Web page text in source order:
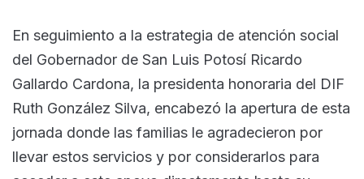
En seguimiento a la estrategia de atención social
del Gobernador de San Luis Potosí Ricardo
Gallardo Cardona, la presidenta honoraria del DIF
Ruth González Silva, encabezó la apertura de esta
jornada donde las familias le agradecieron por
llevar estos servicios y por considerarlos para